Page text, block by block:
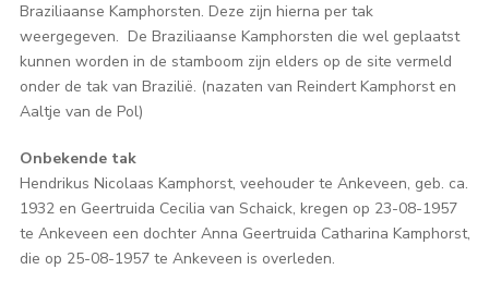
Braziliaanse Kamphorsten. Deze zijn hierna per tak
weergegeven. De Braziliaanse Kamphorsten die wel geplaatst
kunnen worden in de stamboom zijn elders op de site vermeld
onder de tak van Brazilië. (nazaten van Reindert Kamphorst en
Aaltje van de Pol)
Onbekende tak
Hendrikus Nicolaas Kamphorst, veehouder te Ankeveen, geb. ca.
1932 en Geertruida Cecilia van Schaick, kregen op 23-08-1957
te Ankeveen een dochter Anna Geertruida Catharina Kamphorst,
die op 25-08-1957 te Ankeveen is overleden.